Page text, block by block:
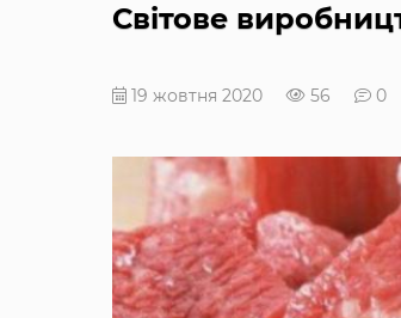
Світове
19 жовтня 2020 56 0